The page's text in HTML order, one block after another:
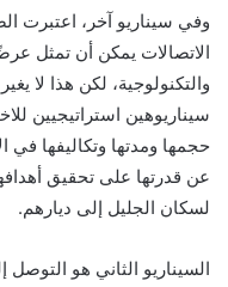
وفي سيناريو آخر، اعتبرت
الاتصالات يمكن أن تمثل
والتكنولوجية، لكن هذا لا
سيناريوهين استراتيجيين
حجمها ومدتها وتكاليفها في
عن قدرتها على تحقيق
لسكان الجليل إلى ديارهم.
السيناريو الثاني هو